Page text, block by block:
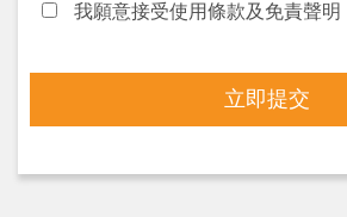
我願意接受使用條款及免責聲明